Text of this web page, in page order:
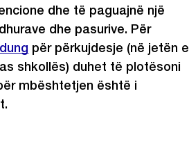
dhe të paguajnë një
dhe pasurive. Për
për përkujdesje (në jetën e
shkollës) duhet të plotësoni
mbështetjen është i